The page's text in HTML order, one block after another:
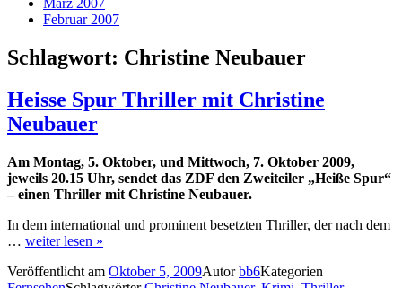
März 2007
Februar 2007
Schlagwort: Christine Neubauer
Heisse Spur Thriller mit Christine
Neubauer
Am Montag, 5. Oktober, und Mittwoch, 7. Oktober 2009,
jeweils 20.15 Uhr, sendet das ZDF den Zweiteiler „Heiße Spur“
– einen Thriller mit Christine Neubauer.
In dem international und prominent besetzten Thriller, der nach dem
… weiter lesen »
Veröffentlicht am Oktober 5, 2009Autorbb6Kategorien